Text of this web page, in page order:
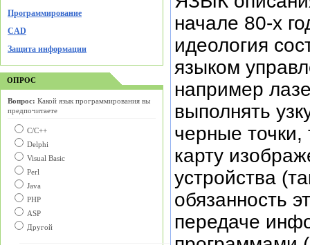
Программирование
CAD
Защита информации
ОПРОС
Вопрос: Какой язык программирования вы
предпочитаете
С/C++
Delphi
Visual Basic
Perl
Java
PHP
ASP
Другой
начале 80-х
идеология
языком
например
выполнять
черные точки,
карту
устройства
обязанность
передаче